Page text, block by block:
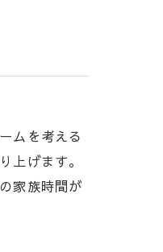
ムを考える
上げます。
家族時間が